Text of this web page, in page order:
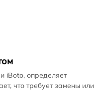
iBoto, определяет
что требует замены или